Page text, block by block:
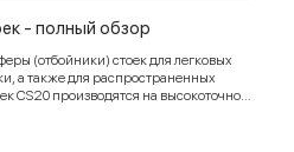
- полный обзор
стоек для легковых
а также для распространенных
CS20 производятся на высокоточном